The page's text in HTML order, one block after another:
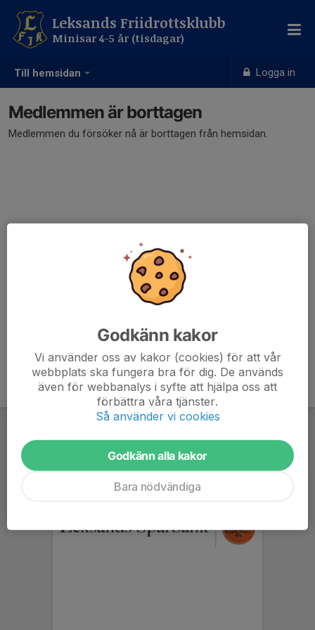
Till hemsidan Logga in
Leksands Friidrottsklubb
Minisar 4-5 år (tisdagar)
Medlemmen är borttagen
Medlemmen du försöker nå är borttagen från hemsidan.
Godkänn kakor
Vi använder oss av kakor (cookies) för att vår
webbplats ska fungera bra för dig. De används
även för webbanalys i syfte att hjälpa oss att
förbättra våra tjänster.
Så använder vi cookies
Godkänn alla kakor
Bara nödvändiga